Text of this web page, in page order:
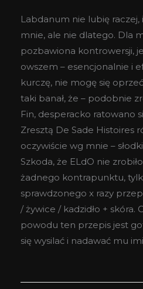
Labdanum nie lubię raczej,
mnie, ale nie dlatego. Dla
pozbawiona kontrowersji,
owszem – esencjonalnie i
kurczę, nie mogę się
taki banał, że – podobnie
Fin, desperacko ratowano
Zresztą De Sade Histoires
oczywiście wg mnie –
Szkoda, że ELdO nie
żadnego kontrapunktu,
sprawdzonego x razy
/ żywice / kadzidło + skóra.
powodu ten przepis jest
się wysilać i nadawać mu